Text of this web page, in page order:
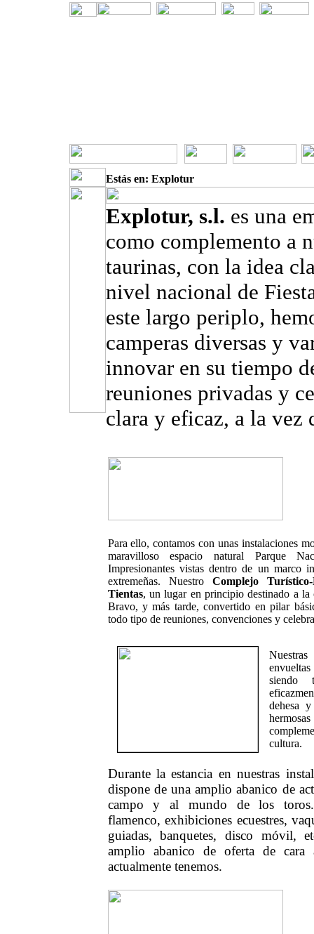
Estás en: Explotur
Explotur, s.l. es una
como complemento a
taurinas, con la idea
nivel nacional de
este largo periplo,
camperas diversas y
innovar en su tiempo
reuniones privadas y
clara y eficaz, a la vez
Para ello, contamos con unas instalaciones
maravilloso espacio natural Parque
Impresionantes vistas dentro de un marco
extremeñas. Nuestro Complejo
Tientas, un lugar en principio destinado a
Bravo, y más tarde, convertido en pilar
todo tipo de reuniones, convenciones y
siendo
dehesa
cultura.
Durante la estancia en nuestras
dispone de una amplio abanico de
campo y al mundo de los toros.
flamenco, exhibiciones ecuestres,
guiadas, banquetes, disco móvil,
amplio abanico de oferta de cara
actualmente tenemos.